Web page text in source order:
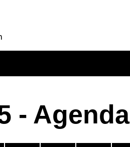
- Agenda